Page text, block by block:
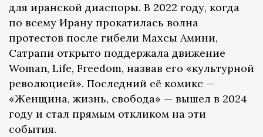
для иранской диаспоры. В 2022 году, когда
по всему Ирану прокатилась волна
протестов после гибели Махсы Амини,
Сатрапи открыто поддержала движение
Woman, Life, Freedom, назвав его «культурной
революцией». Последний её комикс —
«Женщина, жизнь, свобода» — вышел в 2024
году и стал прямым откликом на эти
события.